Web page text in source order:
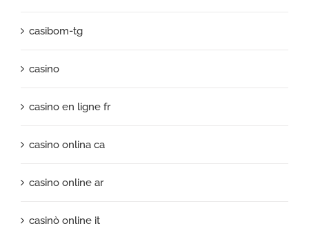
casibom-tg
casino
casino en ligne fr
casino onlina ca
casino online ar
casinò online it